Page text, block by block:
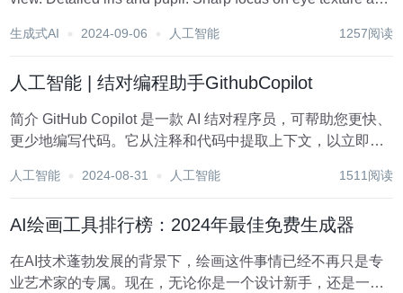
生成式AI 2024-09-06 人工智能 1257阅读
人工智能 | 结对编程助手GithubCopilot
简介 GitHub Copilot 是一款 AI 结对程序员，可帮助您更快、
更少地编写代码。它从注释和代码中提取上下文，以立即建
和 Microsoft 开发的生成式 A...
人工智能 2024-08-31 人工智能 1511阅读
AI绘画工具排行榜：2024年最佳免费生成器
在AI技术蓬勃发展的背景下，绘画这件事情已经不再只是专
业艺术家的专属。现在，无论你是一个设计新手，还是一个